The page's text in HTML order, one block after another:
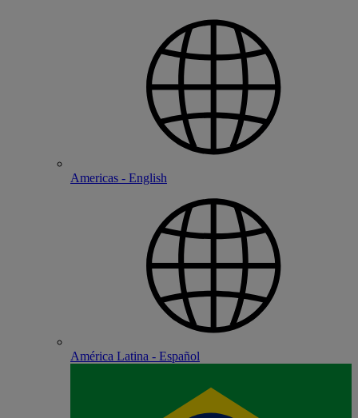
Americas - English
América Latina - Español